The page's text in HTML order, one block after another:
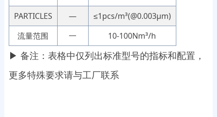
PARTICLES
—
≤1pcs/m³(@0.003μm)
流量范围
一 10-100Nm³/h
▶ 备注：表格中仅列出标准型号的指标和配置，
更多特殊要求请与工厂联系